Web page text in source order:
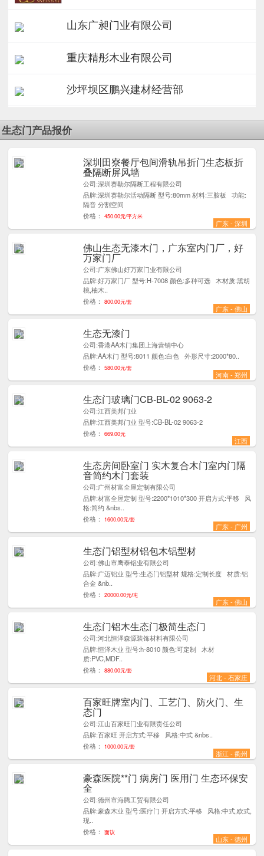
山东广昶门业有限公司
重庆精彤木业有限公司
沙坪坝区鹏兴建材经营部
生态门产品报价
深圳田寮餐厅包间滑轨吊折门生态板折
叠隔断屏风墙
公司:深圳赛勒尔隔断工程有限公司
品牌:深圳赛勒尔活动隔断 型号:80mm 材料:三胺板 功能:
隔音 分割空间
价格：
450.00元/平方米
广东 - 深圳
5
佛山生态无漆木门，广东室内门厂，好
万家门厂
公司:广东佛山好万家门业有限公司
品牌:好万家门厂 型号:H-7008 颜色:多种可选 木材质:黑胡
桃,柚木..
价格：
800.00元/套
广东 - 佛山
9
生态无漆门
公司:香港AA木门集团上海营销中心
品牌:AA木门 型号:8011 颜色:白色 外形尺寸:2000*80..
价格：
580.00元/套
河南 - 郑州
9
生态门玻璃门CB-BL-02 9063-2
公司:江西美邦门业
品牌:江西美邦门业 型号:CB-BL-02 9063-2
价格：
669.00元
江西
1
生态房间卧室门 实木复合木门室内门隔
音简约木门套装
公司:广州材富全屋定制有限公司
品牌:材富全屋定制 型号:2200*1010*300 开启方式:平移 风
格:简约 &nbs..
价格：
1600.00元/套
广东 - 广州
5
生态门铝型材铝包木铝型材
公司:佛山市鹰泰铝业有限公司
品牌:广迈铝业 型号:生态门铝型材 规格:定制长度 材质:铝
合金 &nb..
价格：
20000.00元/吨
广东 - 佛山
2
生态门铝木生态门极简生态门
公司:河北恒泽森源装饰材料有限公司
品牌:恒泽木业 型号:h-8010 颜色:可定制 木材
质:PVC,MDF..
价格：
880.00元/套
河北 - 石家庄
9
百家旺牌室内门、工艺门、防火门、生
态门
公司:江山百家旺门业有限责任公司
品牌:百家旺 开启方式:平移 风格:中式 &nbs..
价格：
1000.00元/套
浙江 - 衢州
5
豪森医院**门 病房门 医用门 生态环保安
全
公司:德州市海腾工贸有限公司
品牌:豪森木业 型号:医疗门 开启方式:平移 风格:中式,欧式,
现..
价格：
面议
山东 - 德州
4